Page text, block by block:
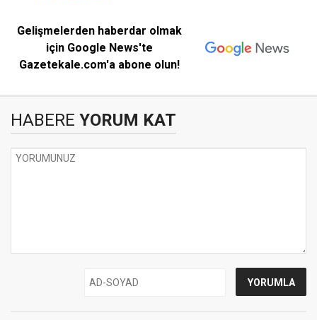
Gelişmelerden haberdar olmak
için Google News'te
Gazetekale.com'a abone olun!
HABERE YORUM KAT